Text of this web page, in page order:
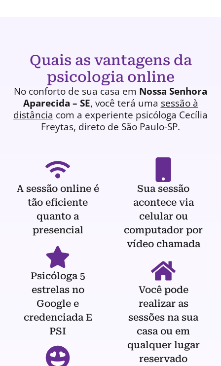
Quais as vantagens da
psicologia online
No conforto de sua casa em Nossa Senhora
Aparecida – SE, você terá uma sessão à
distância com a experiente psicóloga Cecília
Freytas, direto de São Paulo-SP.
A sessão online é
tão eficiente
quanto a
presencial
Psicóloga 5
estrelas no
Google e
credenciada E
PSI
Sua sessão
acontece via
celular ou
computador por
vídeo chamada
Você pode
realizar as
sessões na sua
casa ou em
qualquer lugar
reservado